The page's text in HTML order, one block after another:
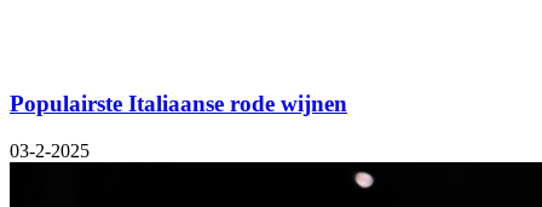
Populairste Italiaanse rode wijnen
03-2-2025